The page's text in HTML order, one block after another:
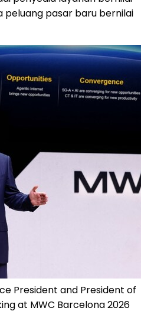
peluang pasar baru bernilai
President and President of
at MWC Barcelona 2026